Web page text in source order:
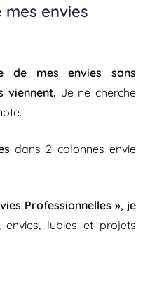
mes envies
de mes envies sans
viennent. Je ne cherche
dans 2 colonnes envie
Professionnelles », je
envies, lubies et projets